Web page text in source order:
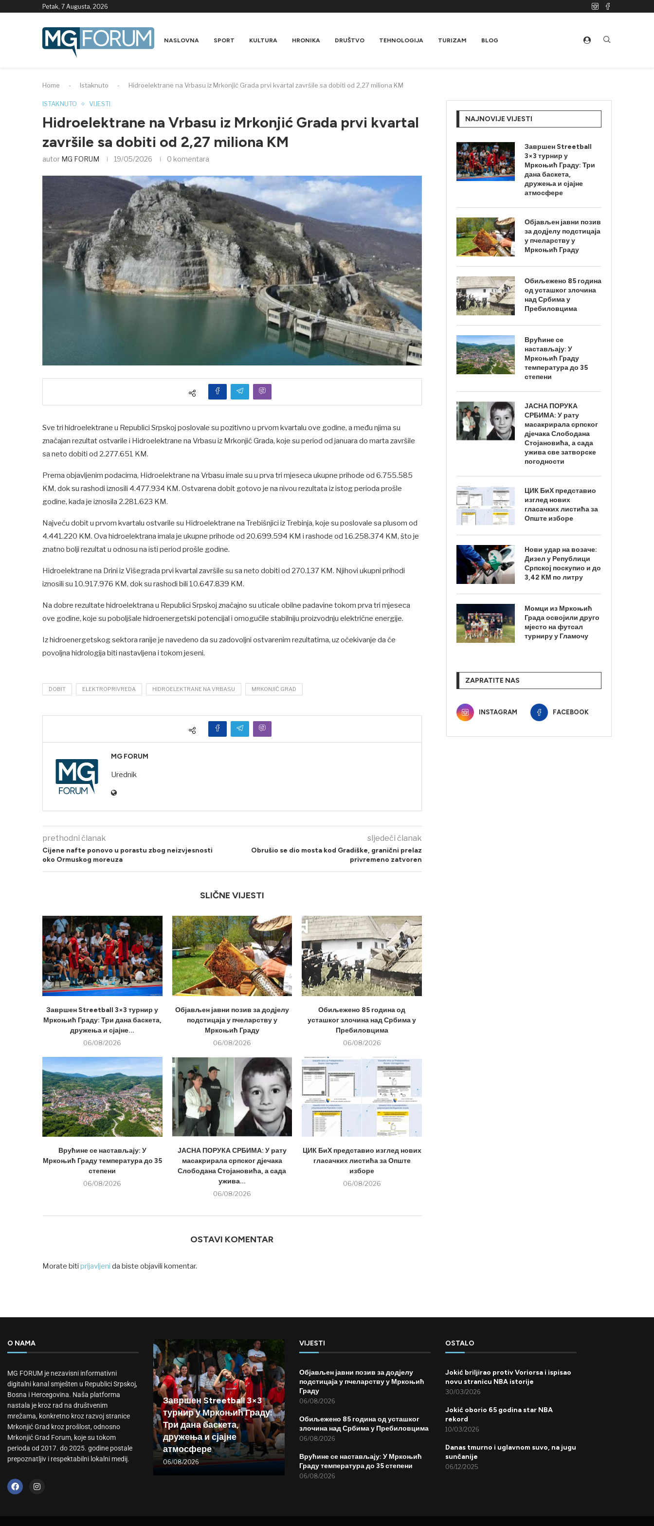
Petak, 7 Augusta, 2026
NASLOVNA SPORT KULTURA HRONIKA DRUŠTVO TEHNOLOGIJA TURIZAM BLOG
Home - Istaknuto - Hidroelektrane na Vrbasu iz Mrkonjić Grada prvi kvartal završile sa dobiti od 2,27 miliona KM
ISTAKNUTO VIJESTI
Hidroelektrane na Vrbasu iz Mrkonjić Grada prvi kvartal
završile sa dobiti od 2,27 miliona KM
autor MG FORUM 19/05/2026 0 komentara
Sve tri hidroelektrane u Republici Srpskoj poslovale su pozitivno u prvom kvartalu ove godine, a među njima su
značajan rezultat ostvarile i Hidroelektrane na Vrbasu iz Mrkonjić Grada, koje su period od januara do marta završile
sa neto dobiti od 2.277.651 KM.
Prema objavljenim podacima, Hidroelektrane na Vrbasu imale su u prva tri mjeseca ukupne prihode od 6.755.585
KM, dok su rashodi iznosili 4.477.934 KM. Ostvarena dobit gotovo je na nivou rezultata iz istog perioda prošle
godine, kada je iznosila 2.281.623 KM.
Najveću dobit u prvom kvartalu ostvarile su Hidroelektrane na Trebišnjici iz Trebinja, koje su poslovale sa plusom od
4.441.220 KM. Ova hidroelektrana imala je ukupne prihode od 20.699.594 KM i rashode od 16.258.374 KM, što je
znatno bolji rezultat u odnosu na isti period prošle godine.
Hidroelektrane na Drini iz Višegrada prvi kvartal završile su sa neto dobiti od 270.137 KM. Njihovi ukupni prihodi
iznosili su 10.917.976 KM, dok su rashodi bili 10.647.839 KM.
Na dobre rezultate hidroelektrana u Republici Srpskoj značajno su uticale obilne padavine tokom prva tri mjeseca
ove godine, koje su poboljšale hidroenergetski potencijal i omogućile stabilniju proizvodnju električne energije.
Iz hidroenergetskog sektora ranije je navedeno da su zadovoljni ostvarenim rezultatima, uz očekivanje da će
povoljna hidrologija biti nastavljena i tokom jeseni.
DOBIT ELEKTROPRIVREDA HIDROELEKTRANE NA VRBASU MRKONJIĆ GRAD
MG FORUM
Urednik
prethodni članak
Cijene nafte ponovo u porastu zbog neizvjesnosti
oko Ormuskog moreuza
sljedeći članak
Obrušio se dio mosta kod Gradiške, granični prelaz
privremeno zatvoren
SLIČNE VIJESTI
Завршен Streetball 3×3 турнир у
Мркоњић Граду: Три дана баскета,
дружења и сјајне...
06/08/2026
Објављен јавни позив за додјелу
подстицаја у пчеларству у
Мркоњић Граду
06/08/2026
Обиљежено 85 година од
усташког злочина над Србима у
Пребиловцима
06/08/2026
Врућине се настављају: У
Мркоњић Граду температура до 35
степени
06/08/2026
ЈАСНА ПОРУКА СРБИМА: У рату
масакрирала српског дјечака
Слободана Стојановића, а сада
ужива...
06/08/2026
ЦИК БиХ представио изглед нових
гласачких листића за Опште
изборе
06/08/2026
OSTAVI KOMENTAR
Morate biti prijavljeni da biste objavili komentar.
NAJNOVIJE VIJESTI
Завршен Streetball
3×3 турнир у
Мркоњић Граду: Три
дана баскета,
дружења и сјајне
атмосфере
Објављен јавни позив
за додјелу подстицаја
у пчеларству у
Мркоњић Граду
Обиљежено 85 година
од усташког злочина
над Србима у
Пребиловцима
Врућине се
настављају: У
Мркоњић Граду
температура до 35
степени
ЈАСНА ПОРУКА
СРБИМА: У рату
масакрирала српског
дјечака Слободана
Стојановића, а сада
ужива све затворске
погодности
ЦИК БиХ представио
изглед нових
гласачких листића за
Опште изборе
Нови удар на возаче:
Дизел у Републици
Српској поскупио и до
3,42 КМ по литру
Момци из Мркоњић
Града освојили друго
мјесто на футсал
турниру у Гламочу
ZAPRATITE NAS
INSTAGRAM FACEBOOK
O NAMA
MG FORUM je nezavisni informativni
digitalni kanal smješten u Republici Srpskoj,
Bosna i Hercegovina. Naša platforma
nastala je kroz rad na društvenim
mrežama, konkretno kroz razvoj stranice
Mrkonjić Grad kroz prošlost, odnosno
Mrkonjić Grad Forum, koje su tokom
perioda od 2017. do 2025. godine postale
prepoznatljiv i respektabilni lokalni medij.
Завршен Streetball 3×3
турнир у Мркоњић Граду:
Три дана баскета,
дружења и сјајне
атмосфере
06/08/2026
VIJESTI
Објављен јавни позив за додјелу
подстицаја у пчеларству у Мркоњић
Граду
06/08/2026
Обиљежено 85 година од усташког
злочина над Србима у Пребиловцима
06/08/2026
Врућине се настављају: У Мркоњић
Граду температура до 35 степени
06/08/2026
OSTALO
Jokić briljirao protiv Voriorsa i ispisao
novu stranicu NBA istorije
30/03/2026
Jokić oborio 65 godina star NBA
rekord
10/03/2026
Danas tmurno i uglavnom suvo, na jugu
sunčanije
06/12/2025